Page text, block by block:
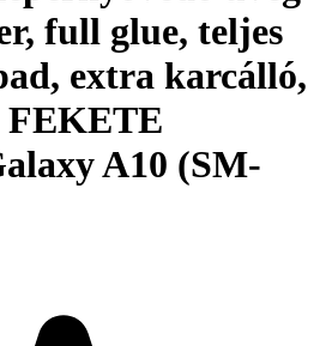
full glue, teljes
extra karcálló,
FEKETE
A10 (SM-